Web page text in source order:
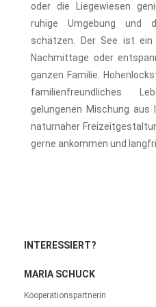
oder die Liegewiesen
ruhige Umgebung und
schätzen. Der See ist
Nachmittage oder
ganzen Familie.
familienfreundliches
gelungenen Mischung
naturnaher
gerne ankommen und
INTERESSIERT?
MARIA SCHUCK
Kooperationspartnerin